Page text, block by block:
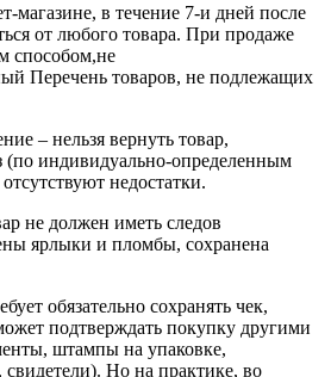
магазине, в течение 7-и дней после
от любого товара. При продаже
способом,не
Перечень товаров, не подлежащих
– нельзя вернуть товар,
(по индивидуально-определенным
недостатки.
не должен иметь следов
ярлыки и пломбы, сохранена
обязательно сохранять чек,
подтверждать покупку другими
штампы на упаковке,
свидетели). Но на практике, во